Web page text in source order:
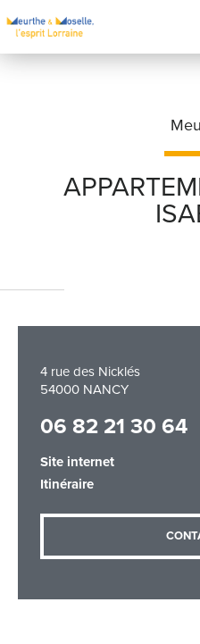
4 rue des Nicklés
54000 NANCY
06 82 21 30 64
Site internet
Itinéraire
Téléphone
Adresse email
Message*